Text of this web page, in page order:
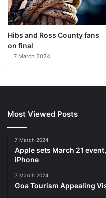
Hibs and Ross County fans
on final
7 March 2024
Most Viewed Posts
7 March 2024
Apple sets March 21
iPhone
7 March 2024
Goa Tourism Appealing